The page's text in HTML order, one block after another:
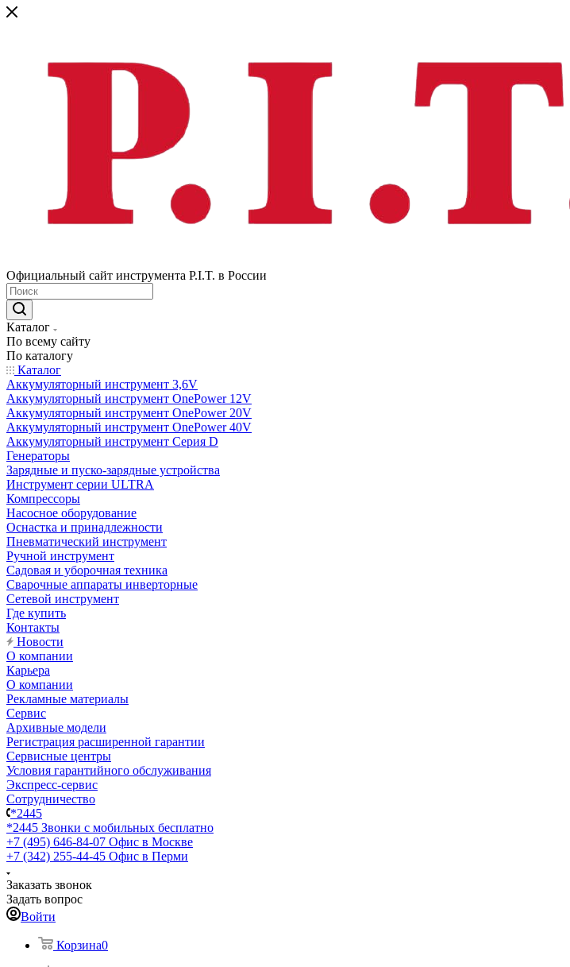
Официальный сайт инструмента P.I.T. в России
Каталог
По всему сайту
По каталогу
Каталог
Аккумуляторный инструмент 3,6V
Аккумуляторный инструмент OnePower 12V
Аккумуляторный инструмент OnePower 20V
Аккумуляторный инструмент OnePower 40V
Аккумуляторный инструмент Серия D
Генераторы
Зарядные и пуско-зарядные устройства
Инструмент серии ULTRA
Компрессоры
Насосное оборудование
Оснастка и принадлежности
Пневматический инструмент
Ручной инструмент
Садовая и уборочная техника
Сварочные аппараты инверторные
Сетевой инструмент
Где купить
Контакты
Новости
О компании
Карьера
О компании
Рекламные материалы
Сервис
Архивные модели
Регистрация расширенной гарантии
Сервисные центры
Условия гарантийного обслуживания
Экспресс-сервис
Сотрудничество
*2445
*2445 Звонки с мобильных бесплатно
+7 (495) 646-84-07 Офис в Москве
+7 (342) 255-44-45 Офис в Перми
Заказать звонок
Задать вопрос
Войти
Корзина0